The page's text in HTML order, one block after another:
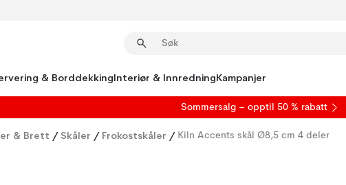
& BorddekkingInteriør & InnredningKampanjer
Sommersalg – opptil 50 % rabatt
& Brett / Skåler / Frokostskåler / Kiln Accents skål Ø8,5 cm 4 deler